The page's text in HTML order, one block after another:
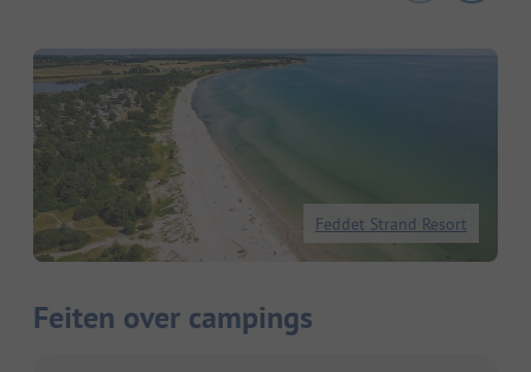
Feddet Strand Resort
Feiten over campings